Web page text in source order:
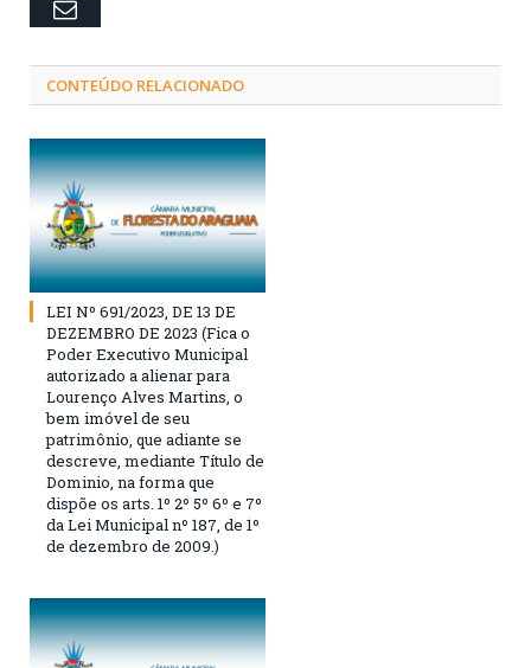
Email
CONTEÚDO RELACIONADO
LEI Nº 691/2023, DE 13 DE
DEZEMBRO DE 2023 (Fica o
Poder Executivo Municipal
autorizado a alienar para
Lourenço Alves Martins, o
bem imóvel de seu
patrimônio, que adiante se
descreve, mediante Título de
Dominio, na forma que
dispõe os arts. 1º 2º 5º 6º e 7º
da Lei Municipal nº 187, de 1º
de dezembro de 2009.)